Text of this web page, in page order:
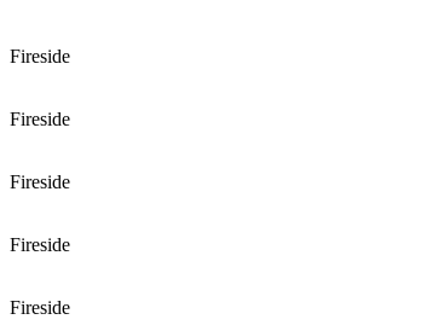
Fireside
Fireside
Fireside
Fireside
Fireside